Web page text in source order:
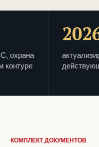
охрана
контуре
КОМПЛЕКТ ДОКУМЕНТОВ